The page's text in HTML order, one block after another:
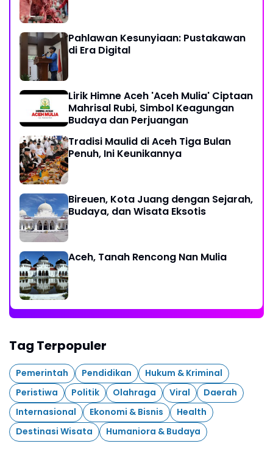
Pahlawan Kesunyiaan: Pustakawan
di Era Digital
Lirik Himne Aceh 'Aceh Mulia' Ciptaan
Mahrisal Rubi, Simbol Keagungan
Budaya dan Perjuangan
Tradisi Maulid di Aceh Tiga Bulan
Penuh, Ini Keunikannya
Bireuen, Kota Juang dengan Sejarah,
Budaya, dan Wisata Eksotis
Aceh, Tanah Rencong Nan Mulia
Tag Terpopuler
Pemerintah Pendidikan
Hukum & Kriminal
Peristiwa
Politik Olahraga Viral
Daerah
Internasional
Ekonomi & Bisnis
Health
Destinasi Wisata
Humaniora & Budaya